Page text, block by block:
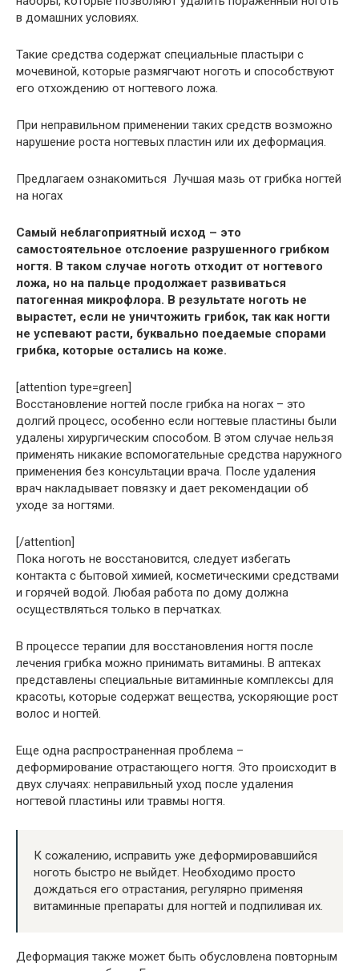
в домашних условиях.
Такие средства содержат специальные пластыри с
мочевиной, которые размягчают ноготь и способствуют
его отхождению от ногтевого ложа.
При неправильном применении таких средств возможно
нарушение роста ногтевых пластин или их деформация.
Предлагаем ознакомиться Лучшая мазь от грибка ногтей
на ногах
Самый неблагоприятный исход – это
самостоятельное отслоение разрушенного грибком
ногтя. В таком случае ноготь отходит от ногтевого
ложа, но на пальце продолжает развиваться
патогенная микрофлора. В результате ноготь не
вырастет, если не уничтожить грибок, так как ногти
не успевают расти, буквально поедаемые спорами
грибка, которые остались на коже.
[attention type=green]
Восстановление ногтей после грибка на ногах – это
долгий процесс, особенно если ногтевые пластины были
удалены хирургическим способом. В этом случае нельзя
применять никакие вспомогательные средства наружного
применения без консультации врача. После удаления
врач накладывает повязку и дает рекомендации об
уходе за ногтями.
[/attention]
Пока ноготь не восстановится, следует избегать
контакта с бытовой химией, косметическими средствами
и горячей водой. Любая работа по дому должна
осуществляться только в перчатках.
В процессе терапии для восстановления ногтя после
лечения грибка можно принимать витамины. В аптеках
представлены специальные витаминные комплексы для
красоты, которые содержат вещества, ускоряющие рост
волос и ногтей.
Еще одна распространенная проблема –
деформирование отрастающего ногтя. Это происходит в
двух случаях: неправильный уход после удаления
ногтевой пластины или травмы ногтя.
К сожалению, исправить уже деформировавшийся
ноготь быстро не выйдет. Необходимо просто
дождаться его отрастания, регулярно применяя
витаминные препараты для ногтей и подпиливая их.
Деформация также может быть обусловлена повторным